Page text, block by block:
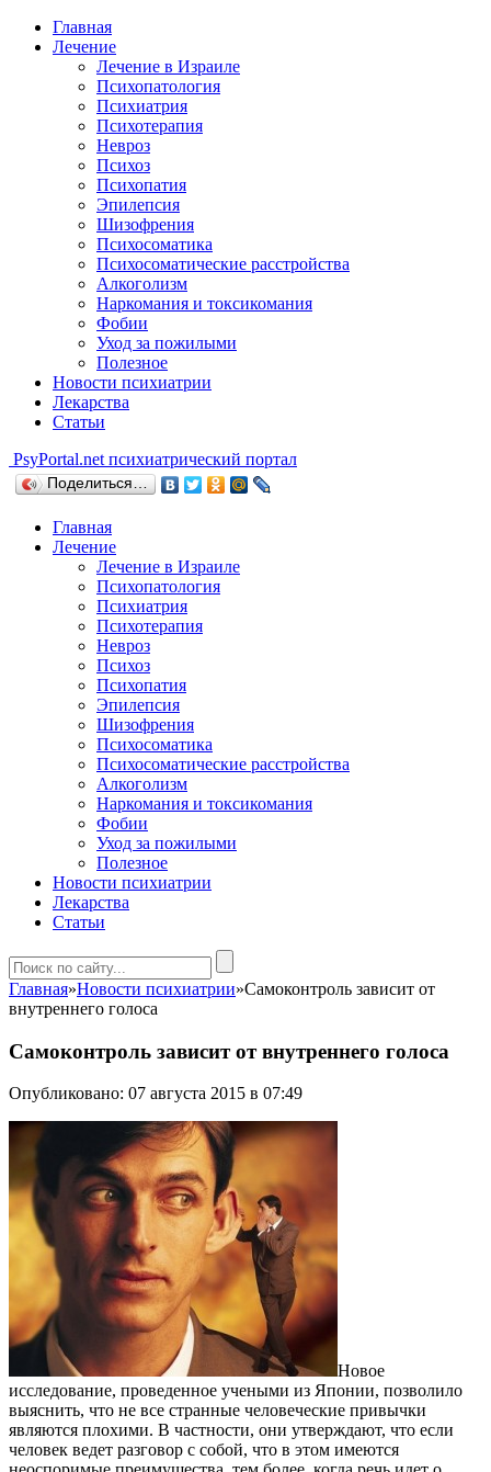
Главная
Лечение
Лечение в Израиле
Психопатология
Психиатрия
Психотерапия
Невроз
Психоз
Психопатия
Эпилепсия
Шизофрения
Психосоматика
Психосоматические расстройства
Алкоголизм
Наркомания и токсикомания
Фобии
Уход за пожилыми
Полезное
Новости психиатрии
Лекарства
Статьи
PsyPortal.net психиатрический портал
Поделиться…
Главная
Лечение
Лечение в Израиле
Психопатология
Психиатрия
Психотерапия
Невроз
Психоз
Психопатия
Эпилепсия
Шизофрения
Психосоматика
Психосоматические расстройства
Алкоголизм
Наркомания и токсикомания
Фобии
Уход за пожилыми
Полезное
Новости психиатрии
Лекарства
Статьи
Главная»Новости психиатрии»Самоконтроль зависит от
внутреннего голоса
Самоконтроль зависит от внутреннего голоса
Опубликовано: 07 августа 2015 в 07:49
Новое
исследование, проведенное учеными из Японии, позволило
выяснить, что не все странные человеческие привычки
являются плохими. В частности, они утверждают, что если
человек ведет разговор с собой, что в этом имеются